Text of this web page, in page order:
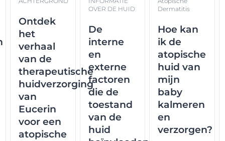
Ontdek
het
verhaal
van de
therapeutische
huidverzorging
van
Eucerin
voor een
atopische
OVER DE HUID
De
interne
en
externe
factoren
die de
toestand
van de
huid
Dermatitis
Hoe kan
ik de
atopische
huid van
mijn
baby
kalmeren
en
verzorgen?